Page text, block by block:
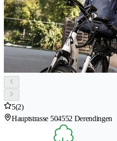
5(2)
Hauptstrasse 504552 Derendingen